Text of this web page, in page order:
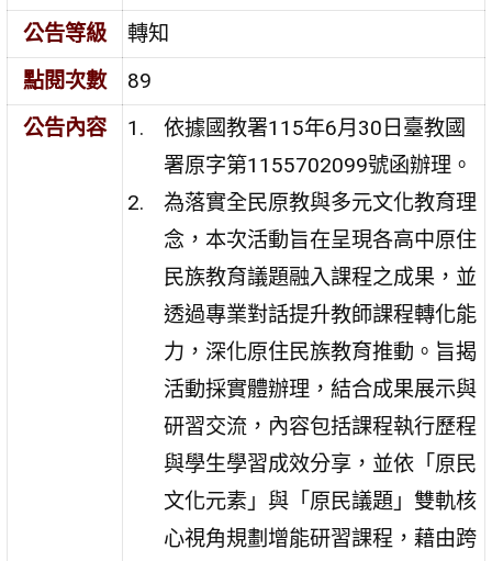
公告等級
轉知
點閱次數
89
公告內容
依據國教署115年6月30日臺教國
署原字第1155702099號函辦理。
為落實全民原教與多元文化教育理
念，本次活動旨在呈現各高中原住
民族教育議題融入課程之成果，並
透過專業對話提升教師課程轉化能
力，深化原住民族教育推動。旨揭
活動採實體辦理，結合成果展示與
研習交流，內容包括課程執行歷程
與學生學習成效分享，並依「原民
文化元素」與「原民議題」雙軌核
心視角規劃增能研習課程，藉由跨